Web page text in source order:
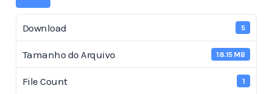
Download 5
Tamanho do Arquivo 18.15 MB
File Count 1